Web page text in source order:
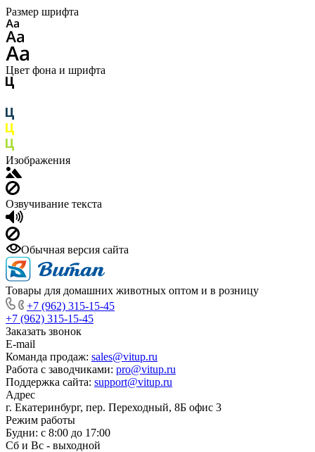
Размер шрифта
Цвет фона и шрифта
Изображения
Озвучивание текста
Обычная версия сайта
Товары для домашних животных оптом и в розницу
+7 (962) 315-15-45
+7 (962) 315-15-45
Заказать звонок
E-mail
Команда продаж: sales@vitup.ru
Работа с заводчиками: pro@vitup.ru
Поддержка сайта: support@vitup.ru
Адрес
г. Екатеринбург, пер. Переходный, 8Б офис 3
Режим работы
Будни: с 8:00 до 17:00
Сб и Вс - выходной